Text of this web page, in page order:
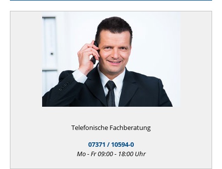
Telefonische Fachberatung
07371 / 10594-0
Mo - Fr 09:00 - 18:00 Uhr